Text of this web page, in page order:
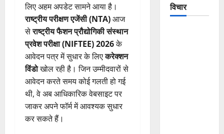
लिए अहम अपडेट सामने आया है।
राष्ट्रीय परीक्षण एजेंसी (NTA)आज
सेराष्ट्रीय फैशन प्रौद्योगिकी संस्थान
प्रवेश परीक्षा (NIFTEE) 2026के
आवेदन पत्र में सुधार के लिएकरेक्शन
विंडोखोल रही है। जिन उम्मीदवारों से
आवेदन करते समय कोई गलती हो गई
थी, वे अब आधिकारिक वेबसाइट पर
जाकर अपने फॉर्म में आवश्यक सुधार
कर सकते हैं।
विचार